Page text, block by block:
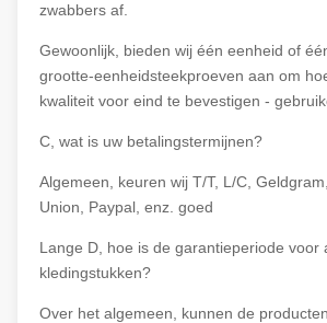
zwabbers af.
Gewoonlijk, bieden wij één eenheid of
grootte-eenheidsteekproeven aan om
kwaliteit voor eind te bevestigen -
C, wat is uw betalingstermijnen?
Algemeen, keuren wij T/T, L/C,
Union, Paypal, enz. goed
Lange D, hoe is de garantieperiode voor
kledingstukken?
Over het algemeen, kunnen de